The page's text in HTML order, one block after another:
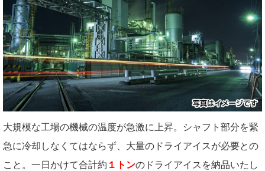
大規模な工場の機械の温度が急激に上昇。シャフト部分を緊
急に冷却しなくてはならず、大量のドライアイスが必要との
こと。一日かけて合計約 １トンのドライアイスを納品いたし